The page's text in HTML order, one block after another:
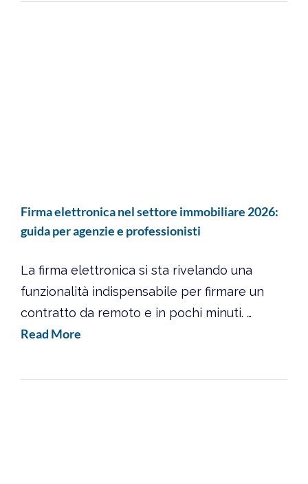
Firma elettronica nel settore immobiliare 2026:
guida per agenzie e professionisti
La firma elettronica si sta rivelando una
funzionalità indispensabile per firmare un
contratto da remoto e in pochi minuti. …
Read More